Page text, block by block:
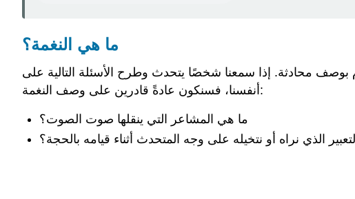
ما هي النغمة؟
محادثة. إذا سمعنا شخصًا يتحدث وطرح الأسئلة التالية على
أنفسنا، فسنكون عادةً قادرين على وصف النغمة:
ما هي المشاعر التي ينقلها صوت الصوت؟
الذي نراه أو نتخيله على وجه المتحدث أثناء قيامه بالحجة؟